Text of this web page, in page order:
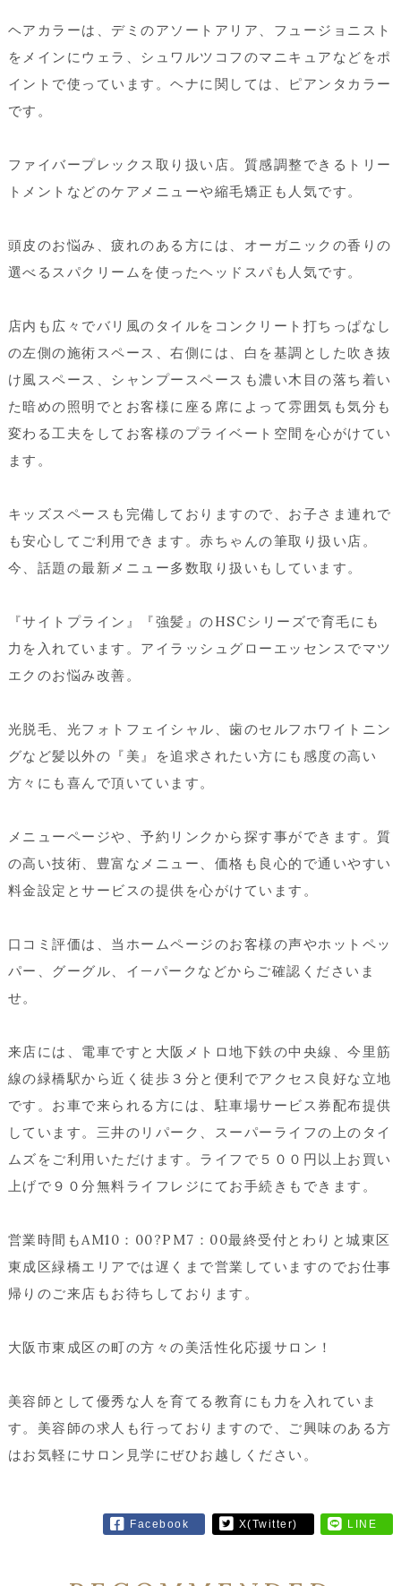
ヘアカラーは、デミのアソートアリア、フュージョニスト
をメインにウェラ、シュワルツコフのマニキュアなどをポ
イントで使っています。ヘナに関しては、ピアンタカラー
です。
ファイバープレックス取り扱い店。質感調整できるトリー
トメントなどのケアメニューや縮毛矯正も人気です。
頭皮のお悩み、疲れのある方には、オーガニックの香りの
選べるスパクリームを使ったヘッドスパも人気です。
店内も広々でバリ風のタイルをコンクリート打ちっぱなし
の左側の施術スペース、右側には、白を基調とした吹き抜
け風スペース、シャンプースペースも濃い木目の落ち着い
た暗めの照明でとお客様に座る席によって雰囲気も気分も
変わる工夫をしてお客様のプライベート空間を心がけてい
ます。
キッズスペースも完備しておりますので、お子さま連れで
も安心してご利用できます。赤ちゃんの筆取り扱い店。
今、話題の最新メニュー多数取り扱いもしています。
『サイトプライン』『強髪』のHSCシリーズで育毛にも
力を入れています。アイラッシュグローエッセンスでマツ
エクのお悩み改善。
光脱毛、光フォトフェイシャル、歯のセルフホワイトニン
グなど髪以外の『美』を追求されたい方にも感度の高い
方々にも喜んで頂いています。
メニューページや、予約リンクから探す事ができます。質
の高い技術、豊富なメニュー、価格も良心的で通いやすい
料金設定とサービスの提供を心がけています。
口コミ評価は、当ホームページのお客様の声やホットペッ
パー、グーグル、イ—パークなどからご確認くださいま
せ。
来店には、電車ですと大阪メトロ地下鉄の中央線、今里筋
線の緑橋駅から近く徒歩３分と便利でアクセス良好な立地
です。お車で来られる方には、駐車場サービス券配布提供
しています。三井のリパーク、スーパーライフの上のタイ
ムズをご利用いただけます。ライフで５００円以上お買い
上げで９０分無料ライフレジにてお手続きもできます。
営業時間もAM10：00?PM7：00最終受付とわりと城東区
東成区緑橋エリアでは遅くまで営業していますのでお仕事
帰りのご来店もお待ちしております。
大阪市東成区の町の方々の美活性化応援サロン！
美容師として優秀な人を育てる教育にも力を入れていま
す。美容師の求人も行っておりますので、ご興味のある方
はお気軽にサロン見学にぜひお越しください。
Facebook X(Twitter) LINE